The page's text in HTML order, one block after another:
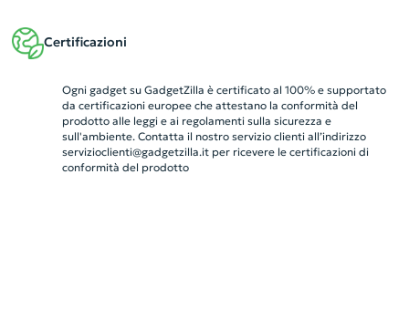
Certificazioni
Ogni gadget su GadgetZilla è certificato al 100% e supportato
da certificazioni europee che attestano la conformità del
prodotto alle leggi e ai regolamenti sulla sicurezza e
sull'ambiente. Contatta il nostro servizio clienti all’indirizzo
servizioclienti@gadgetzilla.itper ricevere le certificazioni di
conformità del prodotto